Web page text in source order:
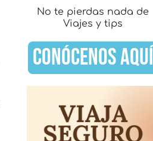
No te pierdas nada de
Viajes y tips
CONÓCENOS AQUÍ